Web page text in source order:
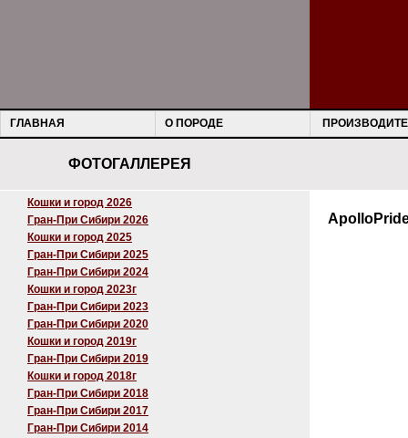
ГЛАВНАЯ О ПОРОДЕ
ФОТОГАЛЛЕРЕЯ
Кошки и город 2026
Гран-При Сибири 2026
Кошки и город 2025
Гран-При Сибири 2025
Гран-При Сибири 2024
Кошки и город 2023г
Гран-При Сибири 2023
Гран-При Сибири 2020
Кошки и город 2019г
Гран-При Сибири 2019
Кошки и город 2018г
Гран-При Сибири 2018
Гран-При Сибири 2017
Гран-При Сибири 2014